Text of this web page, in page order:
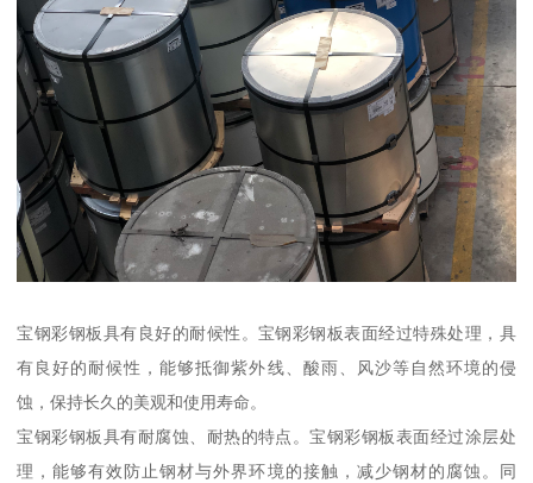
宝钢彩钢板具有良好的耐候性。宝钢彩钢板表面经过特殊处理，具
有良好的耐候性，能够抵御紫外线、酸雨、风沙等自然环境的侵
蚀，保持长久的美观和使用寿命。
宝钢彩钢板具有耐腐蚀、耐热的特点。宝钢彩钢板表面经过涂层处
理，能够有效防止钢材与外界环境的接触，减少钢材的腐蚀。同